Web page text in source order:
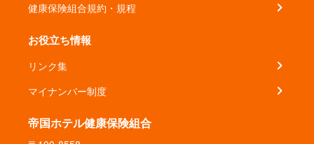
健康保険組合規約・規程
お役立ち情報
リンク集
マイナンバー制度
帝国ホテル健康保険組合